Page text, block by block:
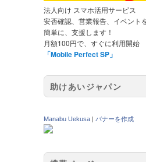
法人向け スマホ活用サービス
安否確認、営業報告、イベント
簡単に、支援します！
月額100円で、すぐに利用開始
「Mobile Perfect SP」
助けあいジャパン
Manabu Uekusa バナーを作成